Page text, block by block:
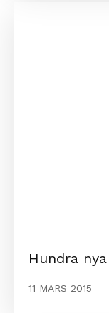
Hundra
11 MARS 2015